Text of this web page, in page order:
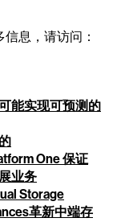
息，请访问：
能实现可预测的
One 保证
业务
Storage
革新中端存